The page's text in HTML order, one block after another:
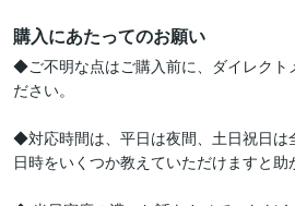
購入にあたってのお願い
◆ご不明な点はご購入前に、ダイレクト
ださい。
◆対応時間は、平日は夜間、土日祝日は
日時をいくつか教えていただけますと助